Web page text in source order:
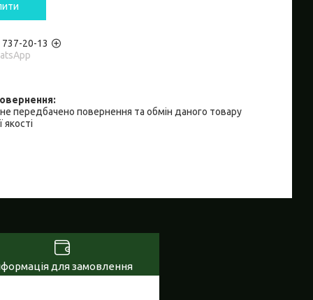
737-20-13
передбачено повернення та обмін даного товару
для замовлення